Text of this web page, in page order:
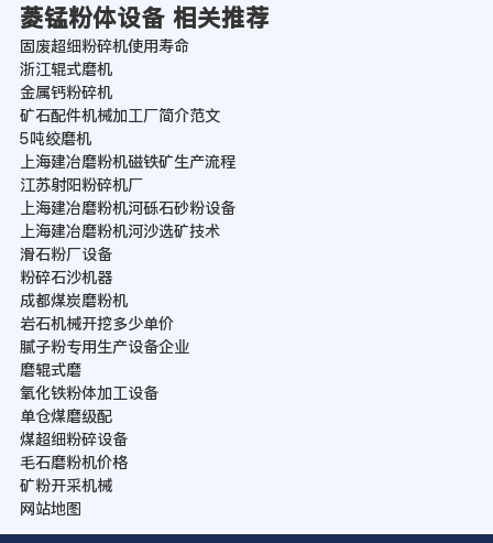
菱锰粉体设备 相关推荐
固废超细粉碎机使用寿命
浙江辊式磨机
金属钙粉碎机
矿石配件机械加工厂简介范文
5吨绞磨机
上海建冶磨粉机磁铁矿生产流程
江苏射阳粉碎机厂
上海建冶磨粉机河砾石砂粉设备
上海建冶磨粉机河沙选矿技术
滑石粉厂设备
粉碎石沙机器
成都煤炭磨粉机
岩石机械开挖多少单价
腻子粉专用生产设备企业
磨辊式磨
氧化铁粉体加工设备
单仓煤磨级配
煤超细粉碎设备
毛石磨粉机价格
矿粉开采机械
网站地图